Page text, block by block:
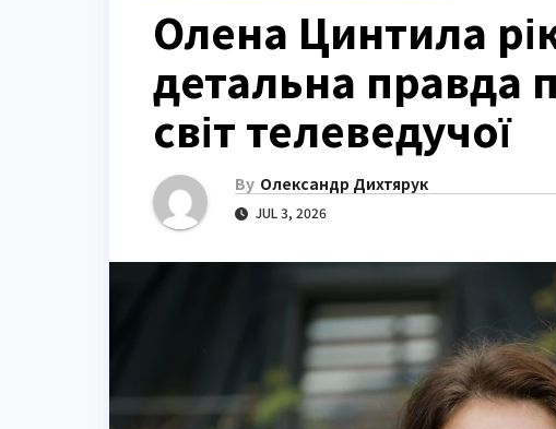
Олена Цинтила
детальна правда
світ телеведучої
By Олександр Дихтярук
JUL 3, 2026